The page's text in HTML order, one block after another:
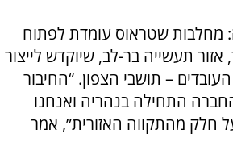
מחלבות שטראוס עומדת לפתוח
תעשייה בר-לב, שיוקדש לייצור
– תושבי הצפון. “החיבור
התחילה בנהריה ואנחנו
חלק מהתקווה האזורית”, אמר